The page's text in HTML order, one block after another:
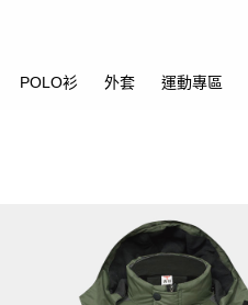
POLO衫 外套 運動專區